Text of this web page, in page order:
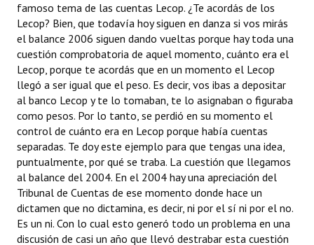
famoso tema de las cuentas Lecop. ¿Te acordás de los
Lecop? Bien, que todavía hoy siguen en danza si vos mirás
el balance 2006 siguen dando vueltas porque hay toda una
cuestión comprobatoria de aquel momento, cuánto era el
Lecop, porque te acordás que en un momento el Lecop
llegó a ser igual que el peso. Es decir, vos ibas a depositar
al banco Lecop y te lo tomaban, te lo asignaban o figuraba
como pesos. Por lo tanto, se perdió en su momento el
control de cuánto era en Lecop porque había cuentas
separadas. Te doy este ejemplo para que tengas una idea,
puntualmente, por qué se traba. La cuestión que llegamos
al balance del 2004. En el 2004 hay una apreciación del
Tribunal de Cuentas de ese momento donde hace un
dictamen que no dictamina, es decir, ni por el sí ni por el no.
Es un ni. Con lo cual esto generó todo un problema en una
discusión de casi un año que llevó destrabar esta cuestión